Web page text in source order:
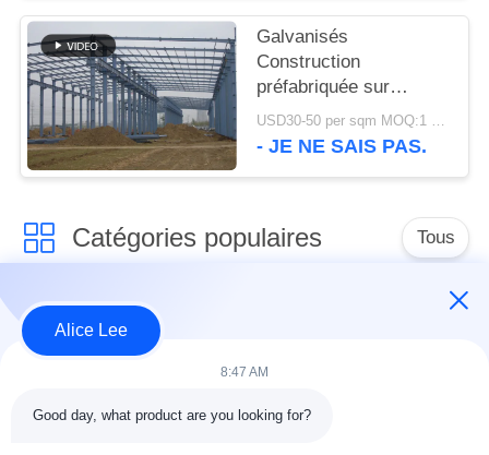
Galvanisés
Construction
préfabriquée sur
mesure cadre en acier USD30-50 per sqm MOQ:1 000 m2
- JE NE SAIS PAS.
Catégories populaires Tous
construction de
structure métallique
en acier
architectural
Alice Lee
8:47 AM
Good day, what product are you looking for?